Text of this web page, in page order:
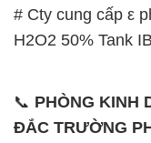
# Cty cung cấp ε
H2O2 50% Tank
📞 PHÒNG KINH
ĐẮC TRƯỜNG